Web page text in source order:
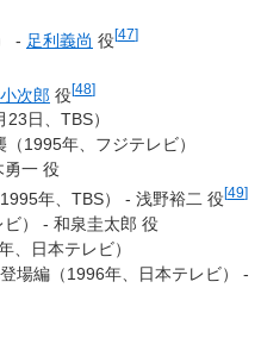
- 足利義尚 役[47]
次郎 役[48]
23日、TBS）
1995年、フジテレビ）
勇一 役
年、TBS） - 浅野裕二 役[49]
ビ） - 和泉圭太郎 役
、日本テレビ）
場編（1996年、日本テレビ） -